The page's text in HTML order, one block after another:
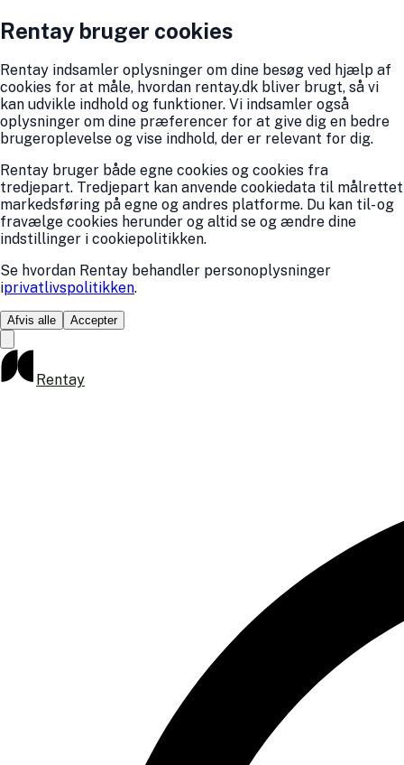
Rentay bruger cookies
Rentay indsamler oplysninger om dine besøg ved hjælp af
cookies for at måle, hvordan rentay.dk bliver brugt, så vi
kan udvikle indhold og funktioner. Vi indsamler også
oplysninger om dine præferencer for at give dig en bedre
brugeroplevelse og vise indhold, der er relevant for dig.
Rentay bruger både egne cookies og cookies fra
tredjepart. Tredjepart kan anvende cookiedata til målrettet
markedsføring på egne og andres platforme. Du kan til- og
fravælge cookies herunder og altid se og ændre dine
indstillinger i cookiepolitikken.
Se hvordan Rentay behandler personoplysninger
iprivatlivspolitikken.
Afvis alle Accepter
Rentay